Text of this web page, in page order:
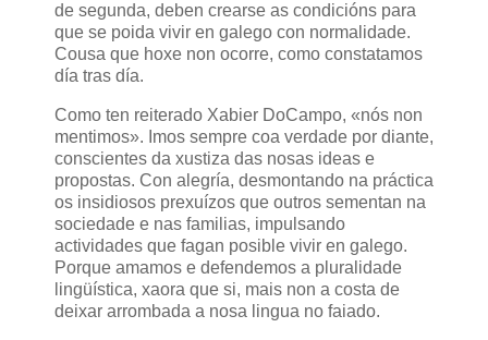
de segunda, deben crearse as condicións para
que se poida vivir en galego con normalidade.
Cousa que hoxe non ocorre, como constatamos
día tras día.
Como ten reiterado Xabier DoCampo, «nós non
mentimos». Imos sempre coa verdade por diante,
conscientes da xustiza das nosas ideas e
propostas. Con alegría, desmontando na práctica
os insidiosos prexuízos que outros sementan na
sociedade e nas familias, impulsando
actividades que fagan posible vivir en galego.
Porque amamos e defendemos a pluralidade
lingüística, xaora que si, mais non a costa de
deixar arrombada a nosa lingua no faiado.